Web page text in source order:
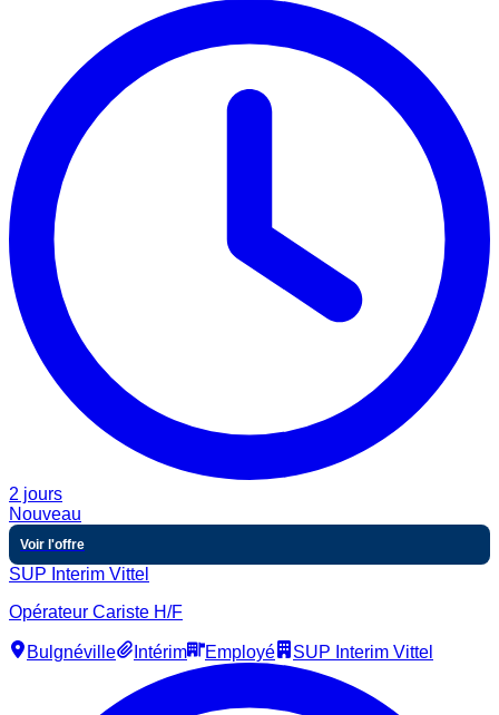
2 jours
Nouveau
Voir l'offre
SUP Interim Vittel
Opérateur Cariste H/F
Bulgnéville Intérim Employé SUP Interim Vittel